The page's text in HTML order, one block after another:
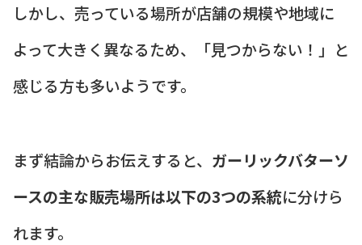
しかし、売っている場所が店舗の規模や地域に
よって大きく異なるため、「見つからない！」と
感じる方も多いようです。
まず結論からお伝えすると、 ガーリックバターソ
ースの主な販売場所は以下の3つの系統に分けら
れます。